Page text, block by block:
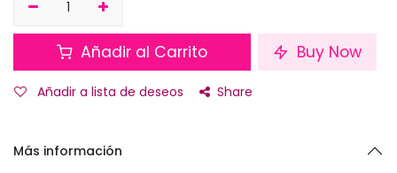
Añadir al Carrito Buy Now
Añadir a lista de deseos Share
Más información